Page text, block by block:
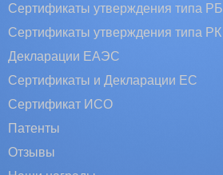
Сертификаты утверждения типа РБ
Сертификаты утверждения типа РК
Декларации ЕАЭС
Сертификаты и Декларации EC
Сертификат ИСО
Патенты
Отзывы